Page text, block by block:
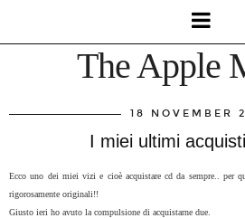
The Apple
18 NOVEMBER
I miei ultimi
Ecco uno dei miei vizi e cioè acquistare cd da sempre.. per
rigorosamente originali!!
Giusto ieri ho avuto la compulsione di acquistarne due.